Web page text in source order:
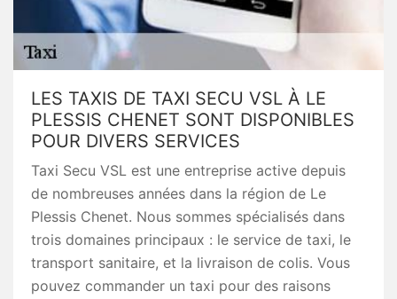
LES TAXIS DE TAXI SECU VSL À LE
PLESSIS CHENET SONT DISPONIBLES
POUR DIVERS SERVICES
Taxi Secu VSL est une entreprise active depuis
de nombreuses années dans la région de Le
Plessis Chenet. Nous sommes spécialisés dans
trois domaines principaux : le service de taxi, le
transport sanitaire, et la livraison de colis. Vous
pouvez commander un taxi pour des raisons